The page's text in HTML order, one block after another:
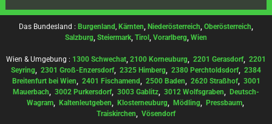
Das Bundesland : Burgenland, Kärnten, Niederösterreich, Oberösterreich,
Salzburg, Steiermark, Tirol , Vorarlberg, Wien
Wien & Umgebung : 1300 Schwechat, 2100 Korneuburg, 2201 Gerasdorf, 2201
Seyring, 2301 Groß-Enzersdorf, 2325 Himberg, 2380 Perchtoldsdorf, 2384
Breitenfurt bei Wien, 2401 Fischamend, 2500 Baden, 2620 Straßhof, 3001
Mauerbach, 3002 Purkersdorf, 3003 Gablitz, 3012 Wolfsgraben, Deutsch-
Wagram, Kaltenleutgeben, Klosterneuburg, Mödling, Pressbaum,
Traiskirchen, Vösendorf